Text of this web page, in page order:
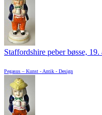
Staffordshire peber bøsse,
Pegasus – Kunst - Antik - Design